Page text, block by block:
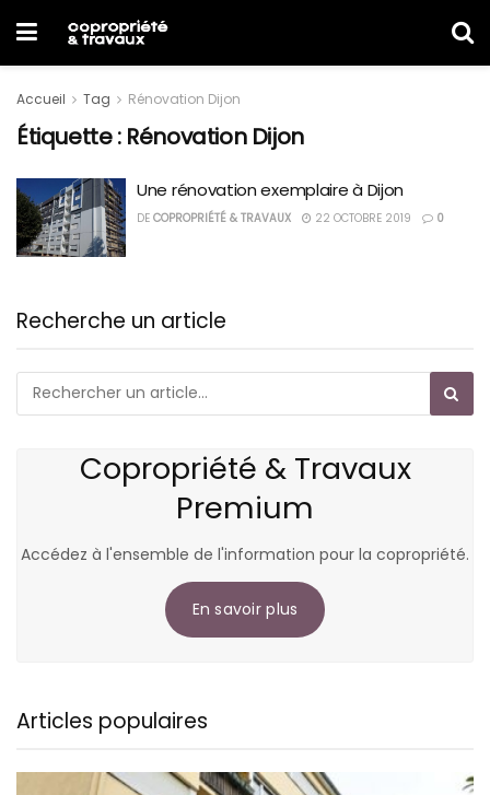
Accueil Tag Rénovation Dijon
Étiquette : Rénovation Dijon
Une rénovation exemplaire à Dijon
DE COPROPRIÉTÉ & TRAVAUX 22 OCTOBRE 2019 0
Recherche un article
Copropriété & Travaux
Premium
Accédez à l'ensemble de l'information pour la copropriété.
En savoir plus
Articles populaires